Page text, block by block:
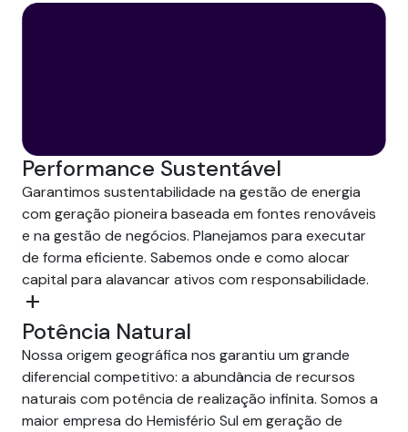
Performance Sustentável
Garantimos sustentabilidade na gestão de energia
com geração pioneira baseada em fontes renováveis
e na gestão de negócios. Planejamos para executar
de forma eficiente. Sabemos onde e como alocar
capital para alavancar ativos com responsabilidade.
add
Potência Natural
Nossa origem geográfica nos garantiu um grande
diferencial competitivo: a abundância de recursos
naturais com potência de realização infinita. Somos a
maior empresa do Hemisfério Sul em geração de